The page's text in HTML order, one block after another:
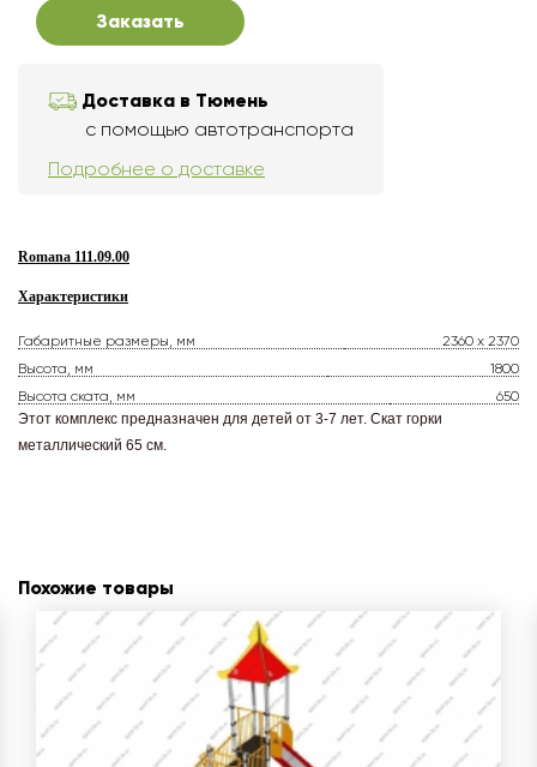
Заказать
Доставка в Тюмень
с помощью автотранспорта
Подробнее о доставке
Romana 111.09.00
Характеристики
Габаритные размеры, мм
2360 x 2370
Высота, мм
1800
Высота ската, мм
650
Этот комплекс предназначен для детей от 3-7 лет. Скат горки
металлический 65 см.
Похожие товары